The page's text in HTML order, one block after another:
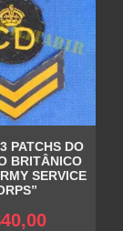
PATCHS DO
BRITÂNICO
SERVICE
40,00